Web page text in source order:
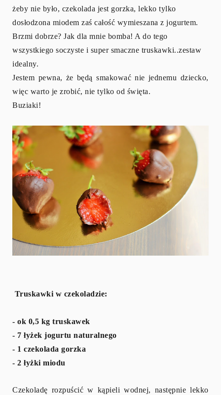
żeby nie było, czekolada jest gorzka, lekko tylko
dosłodzona miodem zaś całość wymieszana z jogurtem.
Brzmi dobrze? Jak dla mnie bomba! A do tego
wszystkiego soczyste i super smaczne truskawki..zestaw
idealny.
Jestem pewna, że będą smakować nie jednemu dziecko,
więc warto je zrobić, nie tylko od święta.
Buziaki!
Truskawki w czekoladzie:
- ok 0,5 kg truskawek
- 7 łyżek jogurtu naturalnego
- 1 czekolada gorzka
- 2 łyżki miodu
Czekoladę rozpuścić w kąpieli wodnej, następnie lekko